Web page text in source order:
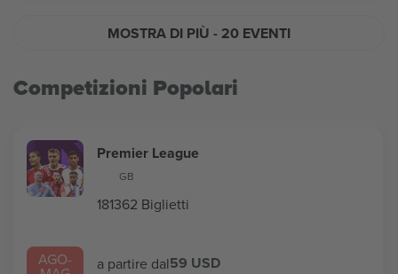
MOSTRA DI PIÙ - 20 EVENTI
Competizioni Popolari
AGO-
Premier League
GB
181362 Biglietti
a partire dal59 USD